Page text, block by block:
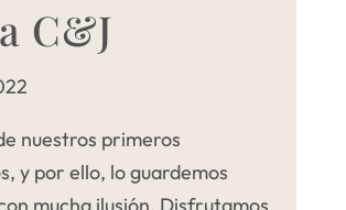
C&J
nuestros primeros
y por ello, lo guardemos